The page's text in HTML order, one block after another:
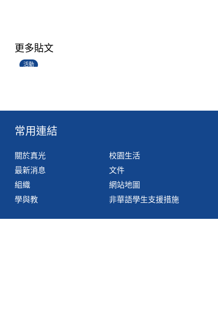
更多貼文
活動
28/06/2026
常用連結
關於真光
最新消息
組織
學與教
校園生活
文件
網站地圖
非華語學生支援措施